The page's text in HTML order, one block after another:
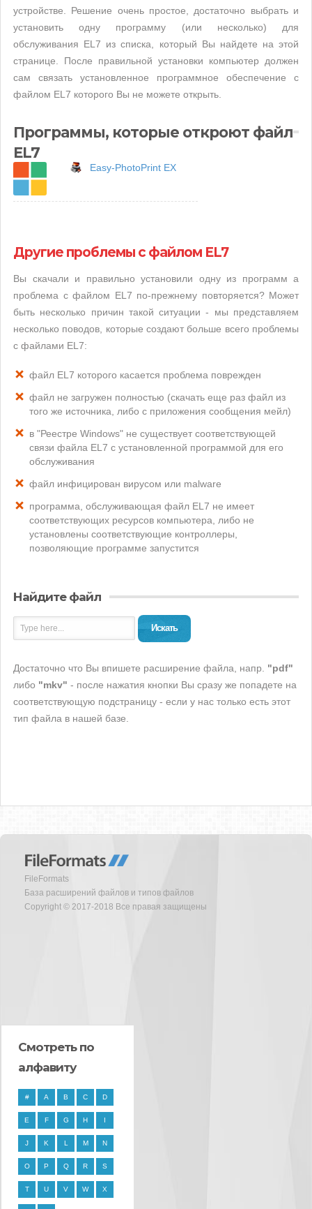
устройстве. Решение очень простое, достаточно выбрать и
установить одну программу (или несколько) для
обслуживания EL7 из списка, который Вы найдете на этой
странице. После правильной установки компьютер должен
сам связать установленное программное обеспечение с
файлом EL7 которого Вы не можете открыть.
Программы, которые откроют файл
EL7
Easy-PhotoPrint EX
Другие проблемы с файлом EL7
Вы скачали и правильно установили одну из программ а
проблема с файлом EL7 по-прежнему повторяется? Может
быть несколько причин такой ситуации - мы представляем
несколько поводов, которые создают больше всего проблемы
с файлами EL7:
файл EL7 которого касается проблема поврежден
файл не загружен полностью (скачать еще раз файл из
того же источника, либо с приложения сообщения мейл)
в "Реестре Windows" не существует соответствующей
связи файла EL7 с установленной программой для его
обслуживания
файл инфицирован вирусом или malware
программа, обслуживающая файл EL7 не имеет
соответствующих ресурсов компьютера, либо не
установлены соответствующие контроллеры,
позволяющие программе запустится
Найдите файл
Искать
Достаточно что Вы впишете расширение файла, напр. "pdf"
либо "mkv" - после нажатия кнопки Вы сразу же попадете на
соответствующую подстраницу - если у нас только есть этот
тип файла в нашей базе.
FileFormats
База расширений файлов и типов файлов
Copyright © 2017-2018 Все правая защищены
Смотреть по
алфавиту
# A B C D
E F G H I
J K L M N
O P Q R S
T U V W X